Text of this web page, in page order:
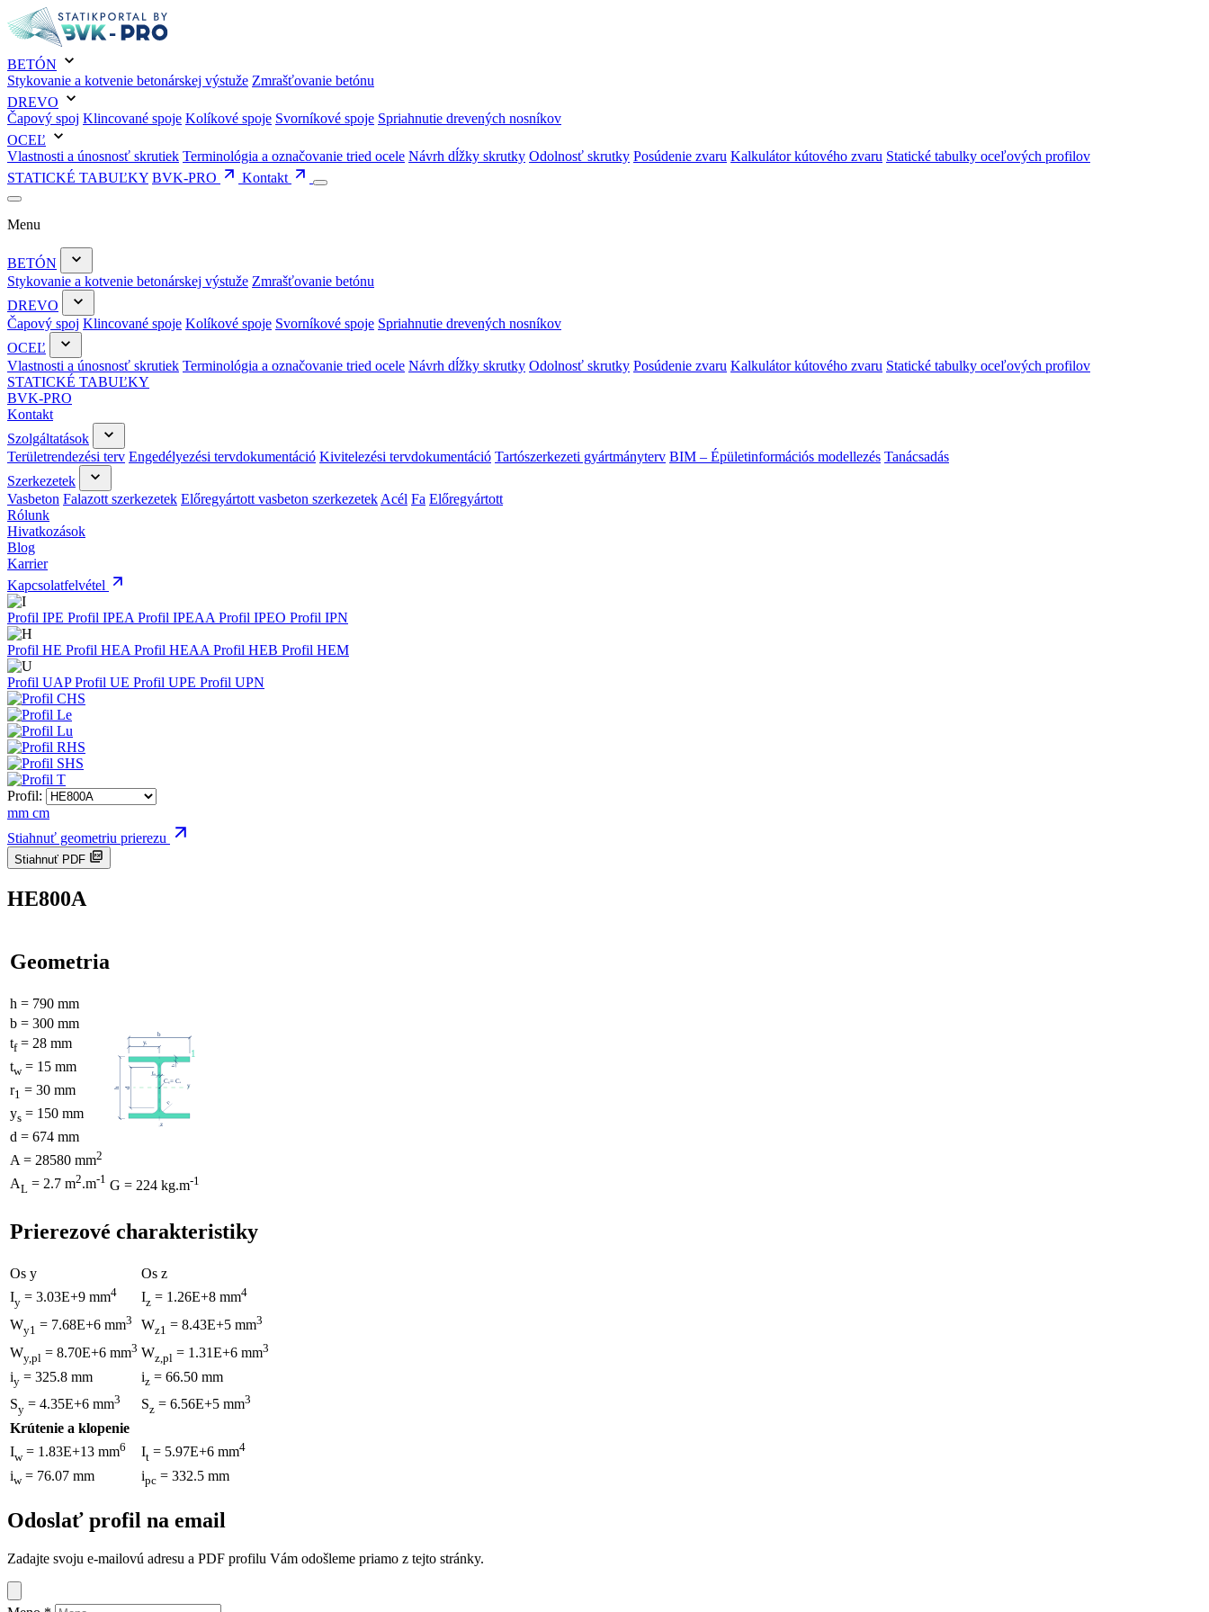
BETÓN
Stykovanie a kotvenie betonárskej výstuže Zmrašťovanie betónu
DREVO
Čapový spoj Klincované spoje Kolíkové spoje Svorníkové spoje Spriahnutie drevených nosníkov
OCEĽ
Vlastnosti a únosnosť skrutiek Terminológia a označovanie tried ocele Návrh dĺžky skrutky Odolnosť skrutky Posúdenie zvaru Kalkulátor kútového zvaru Statické tabulky oceľových profilov
STATICKÉ TABUĽKY BVK-PRO Kontakt
Menu
BETÓN
Stykovanie a kotvenie betonárskej výstuže Zmrašťovanie betónu
DREVO
Čapový spoj Klincované spoje Kolíkové spoje Svorníkové spoje Spriahnutie drevených nosníkov
OCEĽ
Vlastnosti a únosnosť skrutiek Terminológia a označovanie tried ocele Návrh dĺžky skrutky Odolnosť skrutky Posúdenie zvaru Kalkulátor kútového zvaru Statické tabulky oceľových profilov
STATICKÉ TABUĽKY
BVK-PRO
Kontakt
Szolgáltatások
Területrendezési terv Engedélyezési tervdokumentáció Kivitelezési tervdokumentáció Tartószerkezeti gyártmányterv BIM – Épületinformációs modellezés Tanácsadás
Szerkezetek
Vasbeton Falazott szerkezetek Előregyártott vasbeton szerkezetek Acél Fa Előregyártott
Rólunk
Hivatkozások
Blog
Karrier
Kapcsolatfelvétel
Profil IPE Profil IPEA Profil IPEAA Profil IPEO Profil IPN
Profil HE Profil HEA Profil HEAA Profil HEB Profil HEM
Profil UAPProfil UE Profil UPE Profil UPN
Profil:
mm cm
Stiahnuť geometriu prierezu
Stiahnuť PDF
HE800A
Geometria
h = 790 mm
b = 300 mm
tf= 28 mm
tw= 15 mm
r1 = 30 mm
ys = 150 mm
d = 674 mm
A = 28580 mm2
AL = 2.7 m2.m-1 G = 224 kg.m-1
Prierezové charakteristiky
Os y
Os z
Iy = 3.03E+9 mm4 Iz = 1.26E+8 mm4
Wy1 = 7.68E+6 mm3 Wz1 = 8.43E+5 mm3
Wy,pl = 8.70E+6 mm3 Wz,pl = 1.31E+6 mm3
iy = 325.8 mm iz = 66.50 mm
Sy = 4.35E+6 mm3 Sz = 6.56E+5 mm3
Krútenie a klopenie
Iw = 1.83E+13 mm6 It = 5.97E+6 mm4
iw= 76.07 mm ipc = 332.5 mm
Odoslať profil na email
Zadajte svoju e-mailovú adresu a PDF profilu Vám odošleme priamo z tejto stránky.